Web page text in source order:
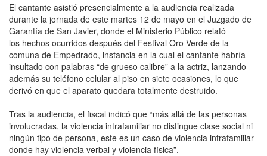
El cantante asistió presencialmente a la audiencia realizada
durante la jornada de este martes 12 de mayo en el Juzgado de
Garantía de San Javier, donde el Ministerio Público relató
los hechos ocurridos después del Festival Oro Verde de la
comuna de Empedrado, instancia en la cual el cantante habría
insultado con palabras “de grueso calibre” a la actriz, lanzando
además su teléfono celular al piso en siete ocasiones, lo que
derivó en que el aparato quedara totalmente destruido.
Tras la audiencia, el fiscal indicó que “más allá de las personas
involucradas, la violencia intrafamiliar no distingue clase social ni
ningún tipo de persona, este es un caso de violencia intrafamiliar
donde hay violencia verbal y violencia física”.